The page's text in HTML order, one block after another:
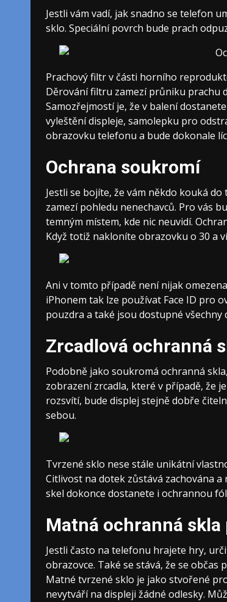
Jestli vám vadí, jak snadno se telefon
sklo. Speciální povrch bude prach
Prachový filtr v části horního
Děrování filtru zamezí průniku prachu
Samozřejmostí je, že v balení
vyleštění displeje, samolepku pro
obrazovku telefonu a bude dokonale
Ochrana soukromí
Jestli se bojíte, že vám někdo kouká
zamezí pohledu nenechavců. Pro vás
temným místem, kde nic neuvidí.
Když totiž nakloníte obrazovku o 30 a
Ani v tomto případě není nijak
iPhonem tak lze používat Face ID pro
pouzdra a také jsou dostupné všechny
Zrcadlová ochranná
Podobně jako soukromá ochranná
zobrazení zrcadla, které v případě, že
rozsvítí, bude displej stejně dobře
sebou.
Tvrzené sklo nese stále unikátní
Citlivost na dotek zůstává zachována
skel dokonce dostanete i ochrannou
Matná ochranná skla
Jestli často na telefonu hrajete hry,
obrazovce. Také se stává, že se
Matné tvrzené sklo je jako stvořené
nevytváří na displeji žádné odlesky.